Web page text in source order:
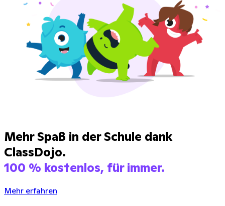
Mehr Spaß in der Schule dank
ClassDojo.
100 % kostenlos, für immer.
Mehr erfahren